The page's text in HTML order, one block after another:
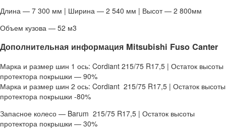
Длина — 7 300 мм | Ширина — 2 540 мм | Высот — 2 800мм
Объем кузова — 52 м3
Дополнительная информация Mitsubishi Fuso Canter
Марка и размер шин 1 ось: Cordiant 215/75 R17,5 | Остаток высоты
протектора покрышки — 90%
Марка и размер шин 2 ось: Cordiant 215/75 R17,5 | Остаток высоты
протектора покрышки -80%
Запасное колесо — Barum 215/75 R17,5 | Остаток высоты
протектора покрышки — 30%